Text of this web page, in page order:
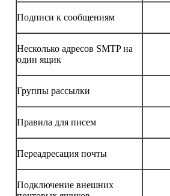
Подписи к сообщениям
Несколько адресов SMTP на
один ящик
Группы рассылки
Правила для писем
Переадресация почты
Подключение внешних